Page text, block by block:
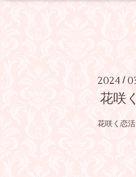
2024 /
花咲
花咲く恋